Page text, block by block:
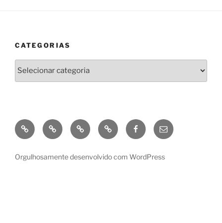
CATEGORIAS
Categorias
GooglePlayAmazonKobo Apple Facebookenviar
e-
Orgulhosamente desenvolvido com WordPress